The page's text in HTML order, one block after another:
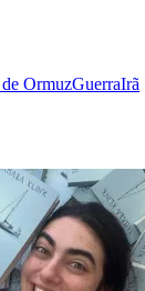
OrmuzGuerraIrã